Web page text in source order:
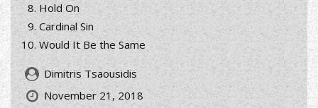
Hold On
Cardinal Sin
Would It Be the Same
Dimitris Tsaousidis
November 21, 2018